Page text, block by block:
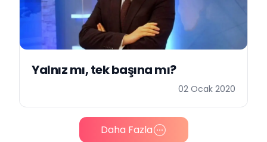
Yalnız mı, tek başına mı?
02 Ocak 2020
Daha Fazla